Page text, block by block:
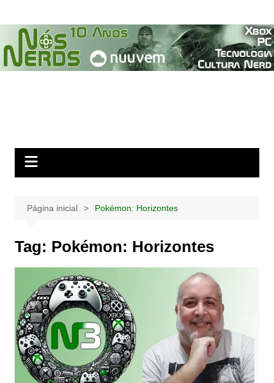
para
conteúdo
Página inicial Pokémon: Horizontes
Tag: Pokémon: Horizontes